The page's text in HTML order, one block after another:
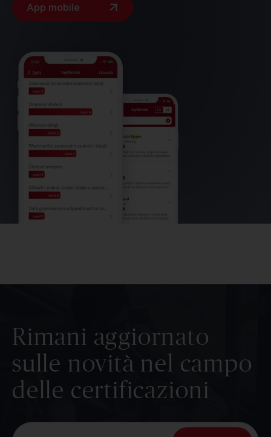
App mobile
Rimani aggiornato
sulle novità nel campo
delle certificazioni